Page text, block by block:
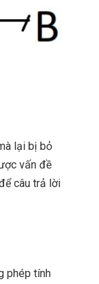
lại bị bỏ
vấn đề
câu trả lời
phép tính